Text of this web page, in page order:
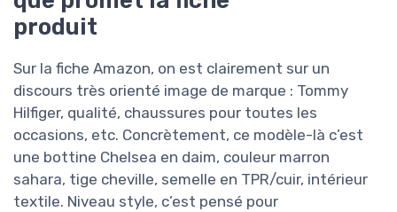
produit
Sur la fiche Amazon, on est clairement sur un
discours très orienté image de marque : Tommy
Hilfiger, qualité, chaussures pour toutes les
occasions, etc. Concrètement, ce modèle-là c’est
une bottine Chelsea en daim, couleur marron
sahara, tige cheville, semelle en TPR/cuir, intérieur
textile. Niveau style, c’est pensé pour